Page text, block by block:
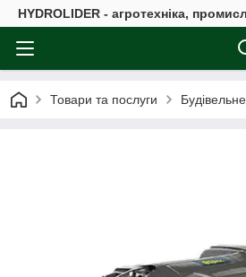
HYDROLIDER - агротехніка,
Товари та послуги